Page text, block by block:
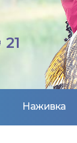
Наживка
21